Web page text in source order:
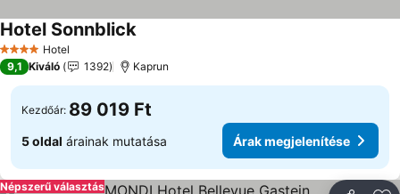
4 KategóriaHotel
Hotel Sonnblick
9,1 Kiváló 1392 Kaprun
Kezdőár: 89 019 Ft
5 oldal árainak mutatása Árak megjelenítése
Népszerű választás